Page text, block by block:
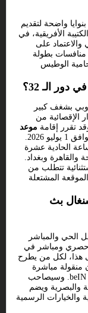
واضحة لتقديم
الأفريقية، في
على
منافسات بطولة
حامية الوطيس
الـ 32؟
بشغف كبير
الإقصائية من
تقرر إقامة موعد
مساء يوم الأربعاء، الموافق 1 يوليو 2026.
الحادية عشرة
والقاهرة وبغداد.
تتطلب من
المشتعلة
بث
الحي والمباشر
حصري ومباشر في
هذا، لكل من يطرح
منقولة مباشرة
على الهواء عبر شاشة قناة beIN SPORTS MAX HD1. وسيصاحب
والبصرية ويضم
والخيارات الرسمية